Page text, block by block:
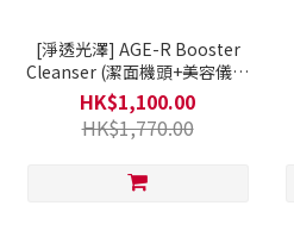
[淨透光澤] AGE-R Booster
Cleanser (潔面機頭+美容儀套
裝)
HK$1,100.00
HK$1,770.00